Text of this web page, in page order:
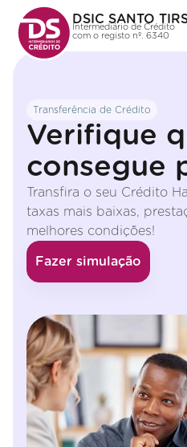
DSIC SANTO
Intermediário de Crédito
com o registo nº. 6340
Transferência de Crédito
Verifique
consegue
Transfira o seu Crédito
taxas mais baixas,
melhores condições!
Fazer simulação